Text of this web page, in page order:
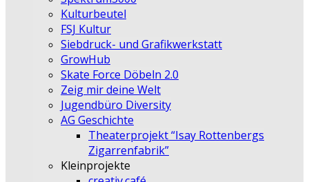
Kulturbeutel
FSJ Kultur
Siebdruck- und Grafikwerkstatt
GrowHub
Skate Force Döbeln 2.0
Zeig mir deine Welt
Jugendbüro Diversity
AG Geschichte
Theaterprojekt “Isay Rottenbergs
Zigarrenfabrik”
Kleinprojekte